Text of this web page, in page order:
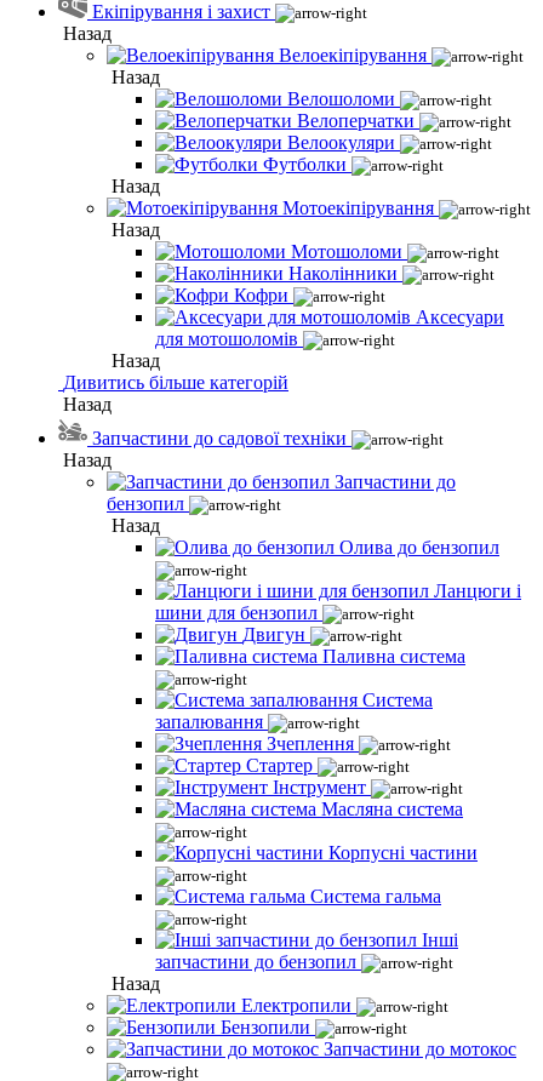
Екіпірування і захист
Назад
Велоекіпірування
Назад
Велошоломи
Велоперчатки
Велоокуляри
Футболки
Назад
Мотоекіпірування
Назад
Мотошоломи
Наколінники
Кофри
Аксесуари
для мотошоломів
Назад
Дивитись більше категорій
Назад
Запчастини до садової техніки
Назад
Запчастини до
бензопил
Назад
Олива до бензопил
Ланцюги і
шини для бензопил
Двигун
Паливна система
Система
запалювання
Зчеплення
Стартер
Інструмент
Масляна система
Корпусні частини
Система гальма
Інші
запчастини до бензопил
Назад
Електропили
Бензопили
Запчастини до мотокос